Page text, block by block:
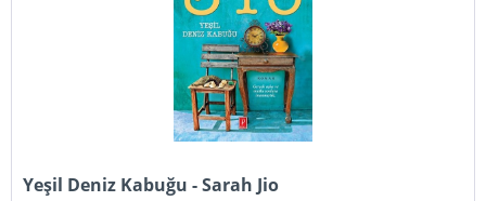
Yeşil Deniz Kabuğu - Sarah Jio